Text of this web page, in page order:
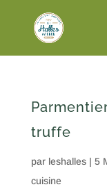
truffe
par leshalles| 5
cuisine